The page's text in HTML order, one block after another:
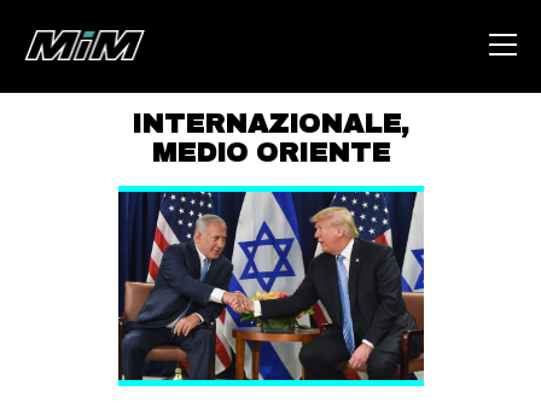
HOME
ABOUT
AREA
DEGENERAZIONE
GAZA FREESTYLE
CSOA LAMBRETTA
INTERNAZIONALE,
MEDIO ORIENTE